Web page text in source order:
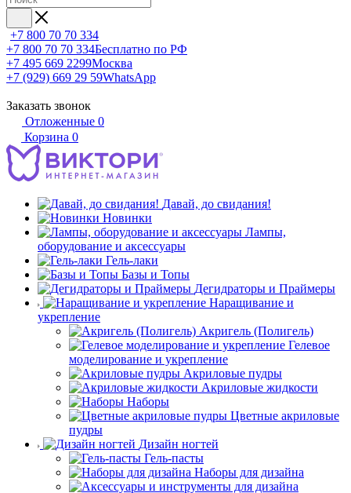
+7 800 70 70 334
+7 800 70 70 334Бесплатно по РФ
+7 495 669 2299Москва
+7 (929) 669 29 59WhatsApp
Заказать звонок
Отложенные 0
Корзина 0
Давай, до свидания!
Новинки
Лампы,
оборудование и аксессуары
Гель-лаки
Базы и Топы
Дегидраторы и Праймеры
Наращивание и
укрепление
Акригель (Полигель)
Гелевое
моделирование и укрепление
Акриловые пудры
Акриловые жидкости
Наборы
Цветные акриловые
пудры
Дизайн ногтей
Гель-пасты
Наборы для дизайна